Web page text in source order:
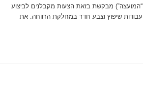
“המועצה”) מבקשת בזאת הצעות מקבלנים לביצוע
עבודות שיפוץ וצבע חדר במחלקת הרווחה. את